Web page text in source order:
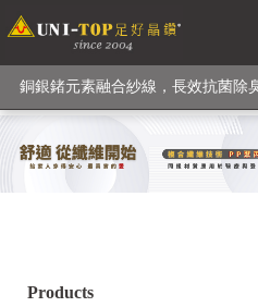
級高性能纖維素材),
銅銀鍺元素融合紗線，長效抗菌除
檢驗
【快來點我】H型銅銀纖維長效
Products